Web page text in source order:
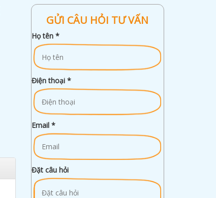
GỬI CÂU HỎI TƯ VẤN
Họ tên *
Điện thoại *
Email *
Đặt câu hỏi